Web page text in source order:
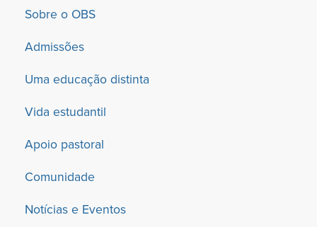
Sobre o OBS
Admissões
Uma educação distinta
Vida estudantil
Apoio pastoral
Comunidade
Notícias e Eventos